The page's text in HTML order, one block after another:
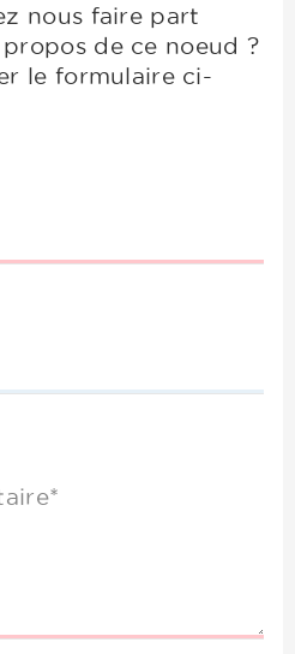
nous faire part
de ce noeud ?
le formulaire ci-